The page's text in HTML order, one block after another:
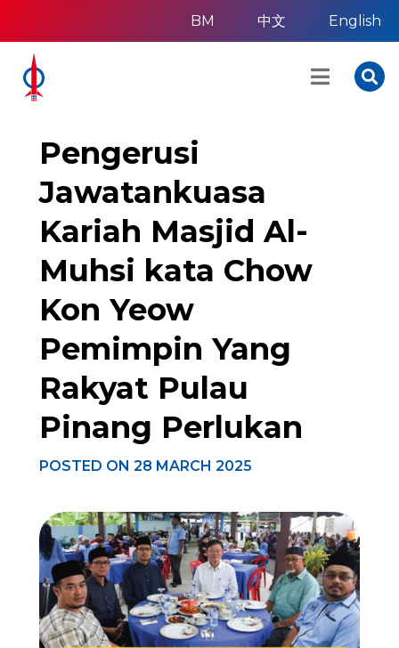
BM 中文 English
Pengerusi
Jawatankuasa
Kariah Masjid Al-
Muhsi kata Chow
Kon Yeow
Pemimpin Yang
Rakyat Pulau
Pinang Perlukan
POSTED ON 28 MARCH 2025